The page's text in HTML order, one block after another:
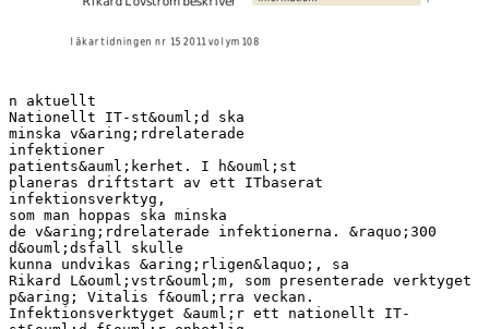
n aktuellt
Nationellt IT-st&ouml;d ska
minska v&aring;rdrelaterade
infektioner
patients&auml;kerhet. I h&ouml;st
planeras driftstart av ett ITbaserat
infektionsverktyg,
som man hoppas ska minska
de v&aring;rdrelaterade infektionerna. &raquo;300
d&ouml;dsfall skulle
kunna undvikas &aring;rligen&laquo;, sa
Rikard L&ouml;vstr&ouml;m, som presenterade verktyget
p&aring; Vitalis f&ouml;rra veckan.
Infektionsverktyget &auml;r ett nationellt IT-